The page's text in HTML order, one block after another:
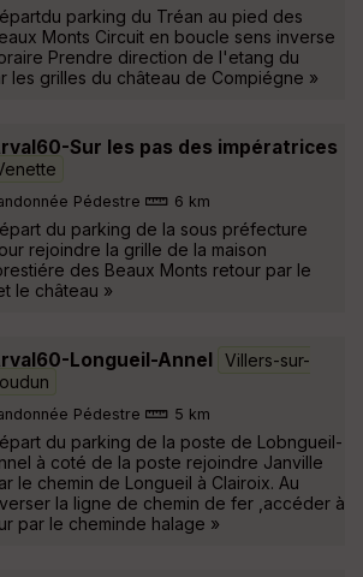
parking du Tréan au pied des
Monts Circuit en boucle sens inverse
Prendre direction de l'etang du
les grilles du château de Compiégne »
Sur les pas des impératrices
Pédestre 6 km
du parking de la sous préfecture
rejoindre la grille de la maison
des Beaux Monts retour par le
le château »
Longueil-Annel
Villers-sur-
Pédestre 5 km
du parking de la poste de Lobngueil-
à coté de la poste rejoindre Janville
le chemin de Longueil à Clairoix. Au
la ligne de chemin de fer ,accéder à
par le cheminde halage »